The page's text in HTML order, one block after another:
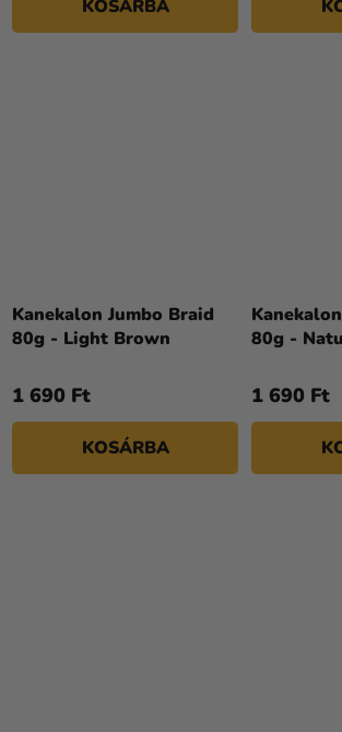
KOSÁRBA
Kanekalon Jumbo Braid
80g - Light Brown
1 690 Ft
KOSÁRBA
80g -
1 690 Ft